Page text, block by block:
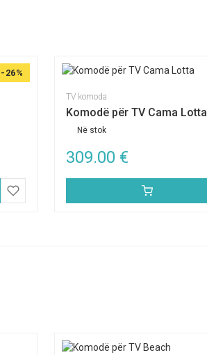
-26%
TV komoda
Komodë për TV Cama Lotta
Në stok
309.00 €